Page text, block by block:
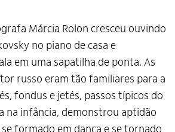
Márcia Rolon cresceu ouvindo
no piano de casa e
em uma sapatilha de ponta. As
russo eram tão familiares para a
fondus e jetés, passos típicos do
na infância, demonstrou aptidão